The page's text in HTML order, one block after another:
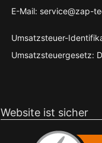
E-Mail: service@zap-
Umsatzsteuer-
Umsatzsteuergesetz:
Website ist sicher